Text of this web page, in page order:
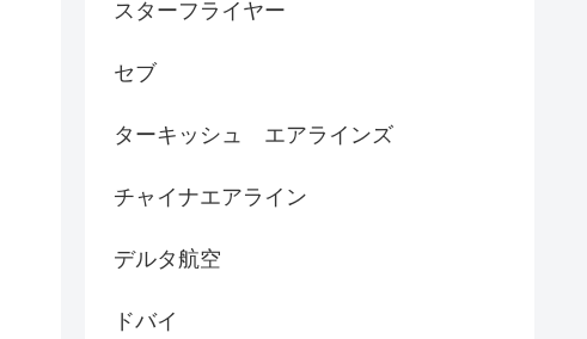
スターフライヤー
セブ
ターキッシュ エアラインズ
チャイナエアライン
デルタ航空
ドバイ